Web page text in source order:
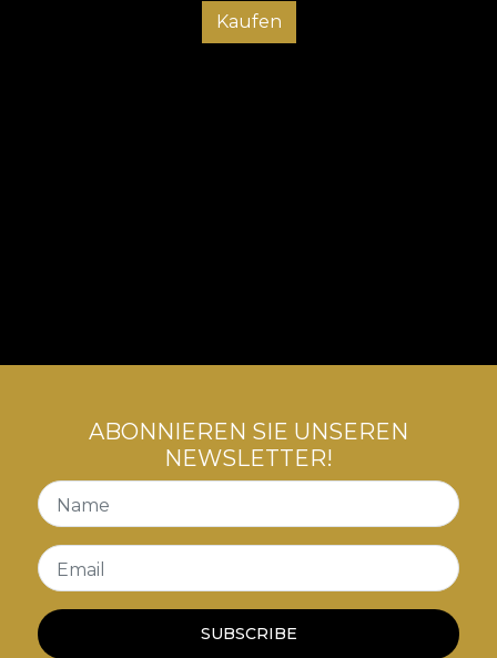
Kaufen
ABONNIEREN SIE UNSEREN
NEWSLETTER!
Name
Email
SUBSCRIBE